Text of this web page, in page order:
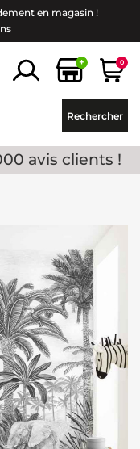
en magasin !
+ 0
Rechercher
000 avis clients !